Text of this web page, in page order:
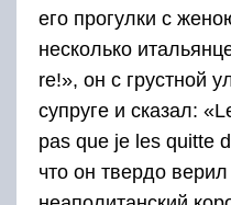
его прогулки с
несколько
re!», он с грустной
супруге и сказал:
pas que je les quitte
что он твердо